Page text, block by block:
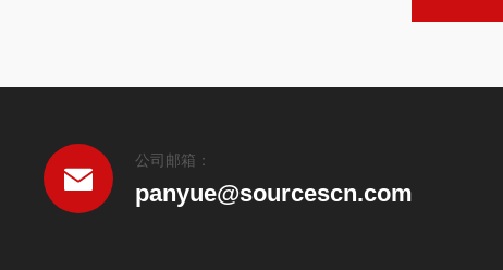
公司邮箱：
panyue@sourcescn.com